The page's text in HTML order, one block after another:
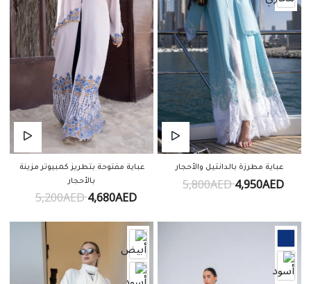
عباية مطرزة بالدانتيل والأحجار
5,800AED4,950AED
عباية مفتوحة بتطريز كمبيوتر مزينة
بالأحجار
5,200AED4,680AED